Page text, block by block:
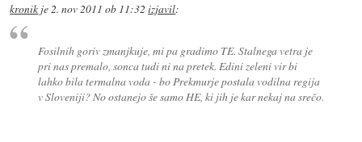
kronik je2. nov 2011 ob 11:32 izjavil:
Fosilnih goriv zmanjkuje, mi pa gradimo TE. Stalnega vetra je
pri nas premalo, sonca tudi ni na pretek. Edini zeleni vir bi
lahko bila termalna voda - bo Prekmurje postala vodilna regija
v Sloveniji? No ostanejo še samo HE, ki jih je kar nekaj na srečo.